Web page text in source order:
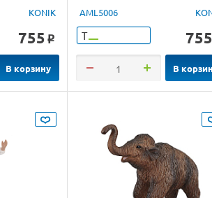
KONIK
755 o
В корзину
AML5006
Т 755
В